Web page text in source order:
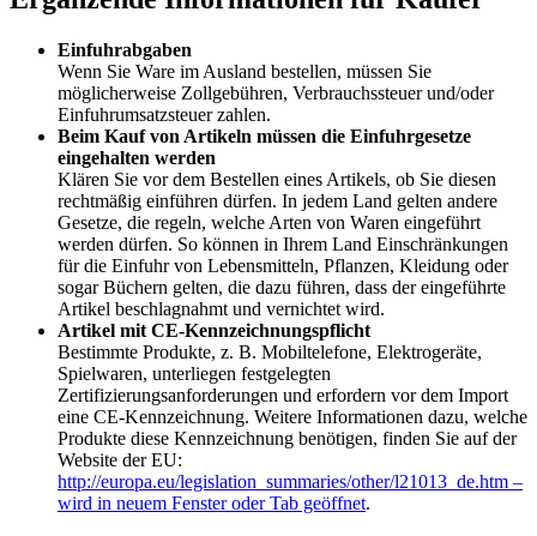
Einfuhrabgaben
Wenn Sie Ware im Ausland bestellen, müssen Sie
möglicherweise Zollgebühren, Verbrauchssteuer und/oder
Einfuhrumsatzsteuer zahlen.
Beim Kauf von Artikeln müssen die Einfuhrgesetze
eingehalten werden
Klären Sie vor dem Bestellen eines Artikels, ob Sie diesen
rechtmäßig einführen dürfen. In jedem Land gelten andere
Gesetze, die regeln, welche Arten von Waren eingeführt
werden dürfen. So können in Ihrem Land Einschränkungen
für die Einfuhr von Lebensmitteln, Pflanzen, Kleidung oder
sogar Büchern gelten, die dazu führen, dass der eingeführte
Artikel beschlagnahmt und vernichtet wird.
Artikel mit CE-Kennzeichnungspflicht
Bestimmte Produkte, z. B. Mobiltelefone, Elektrogeräte,
Spielwaren, unterliegen festgelegten
Zertifizierungsanforderungen und erfordern vor dem Import
eine CE-Kennzeichnung. Weitere Informationen dazu, welche
Produkte diese Kennzeichnung benötigen, finden Sie auf der
Website der EU:
http://europa.eu/legislation_summaries/other/l21013_de.htm –
wird in neuem Fenster oder Tab geöffnet.